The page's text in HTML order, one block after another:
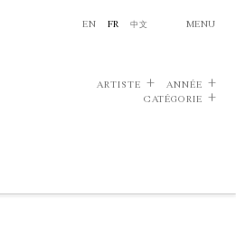
EN FR 中文 MENU
ARTISTE
ANNÉE
CATÉGORIE